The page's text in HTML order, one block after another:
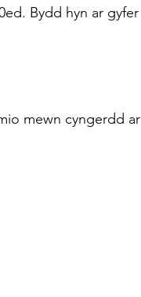
Bydd hyn ar gyfer
mewn cyngerdd ar